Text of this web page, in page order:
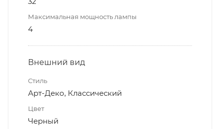
Максимальная мощность лампы
4
Внешний вид
Стиль
Арт-Деко, Классический
Цвет
Черный